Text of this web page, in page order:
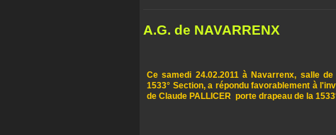
A.G. de NAVARRENX
Ce samedi 24.02.2011 à Navarrenx, salle
1533° Section, a répondu favorablement à
de Claude PALLICER porte drapeau de la